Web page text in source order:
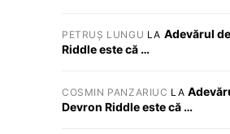
PETRUȘ LUNGU LA Adevărul
Riddle este că …
COSMIN PANZARIUC LA
Devron Riddle este că …